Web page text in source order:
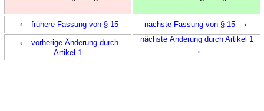
← frühere Fassung von § 15 nächste Fassung von § 15 →
← vorherige Änderung durch
Artikel 1
nächste Änderung durch Artikel 1
→